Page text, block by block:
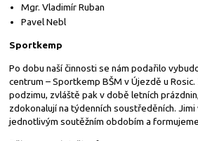
Mgr. Vladimír Ruban
Pavel Nebl
Sportkemp
Po dobu naší činnosti se nám podařilo
centrum – Sportkemp BŠM v Újezdě u
podzimu, zvláště pak v době letních
zdokonalují na týdenních soustředěních.
jednotlivým soutěžním obdobím a